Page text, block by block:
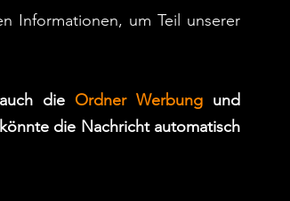
Informationen, um Teil unserer
die Ordner Werbung und
die Nachricht automatisch